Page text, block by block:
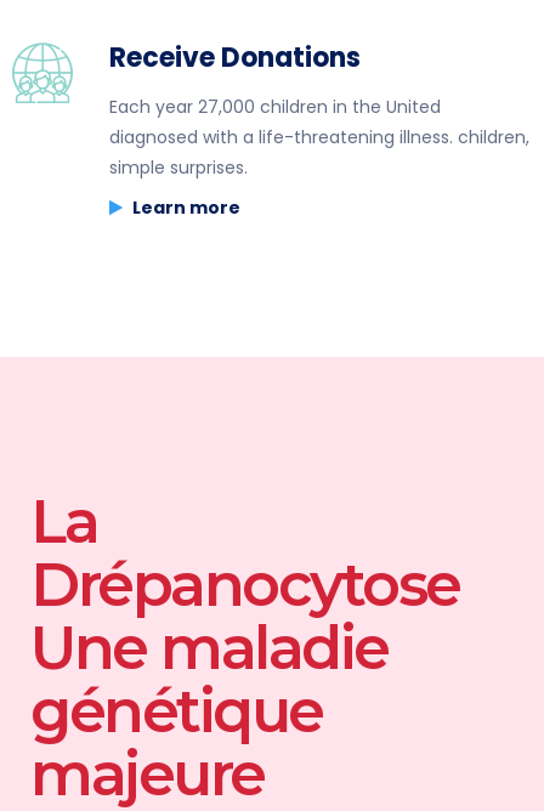
Receive Donations
Each year 27,000 children in the United
diagnosed with a life-threatening illness. children,
simple surprises.
Learn more
La
Drépanocytose
Une maladie
génétique
majeure